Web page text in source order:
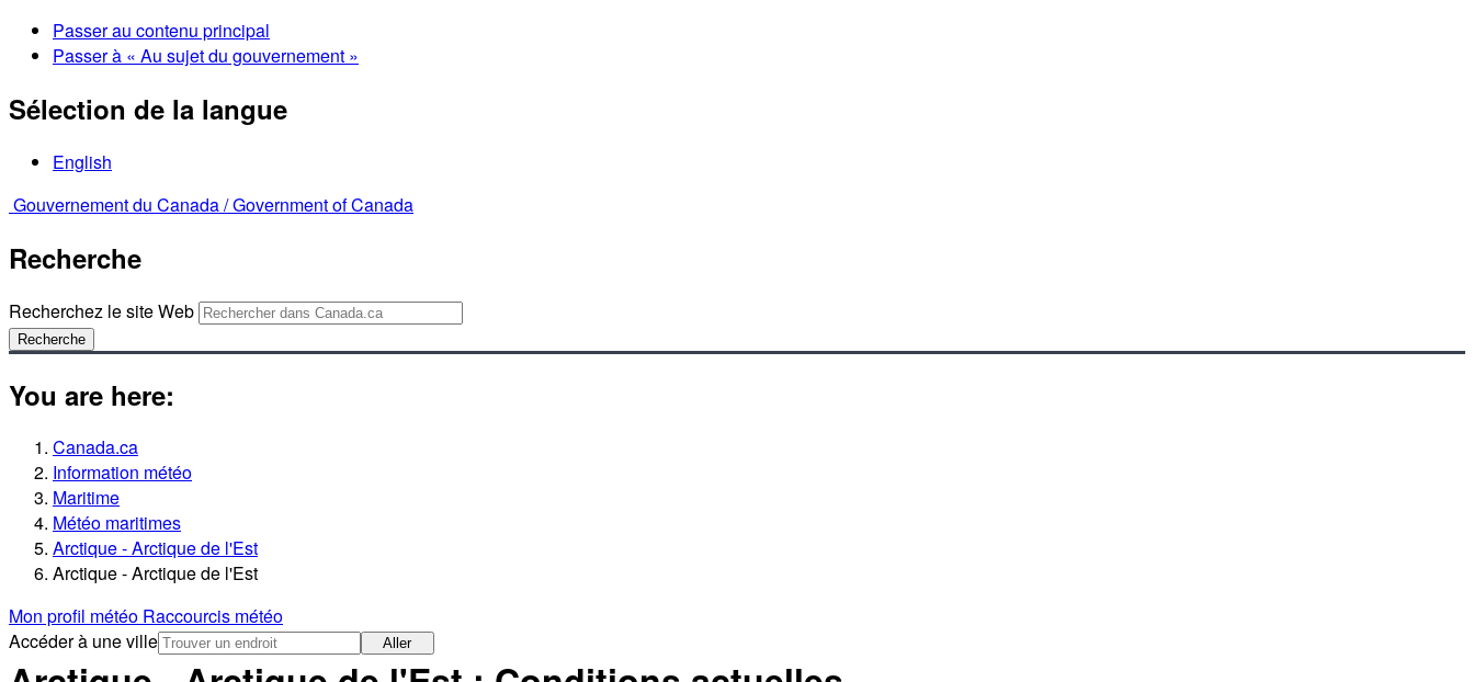
Passer au contenu principal
Passer à « Au sujet du gouvernement »
Sélection de la langue
English
Gouvernement du Canada /Government of Canada
Recherche
Recherchez le site Web
Recherche
You are here:
Canada.ca
Information météo
Maritime
Météo maritimes
Arctique - Arctique de l'Est
Arctique - Arctique de l'Est
Mon profil météo Raccourcis météo
Accéder à une ville
Aller